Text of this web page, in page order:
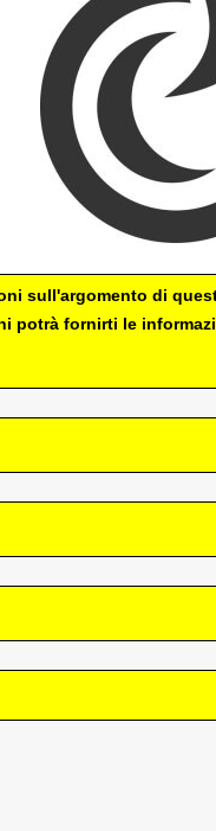
sull'argomento di
potrà fornirti le